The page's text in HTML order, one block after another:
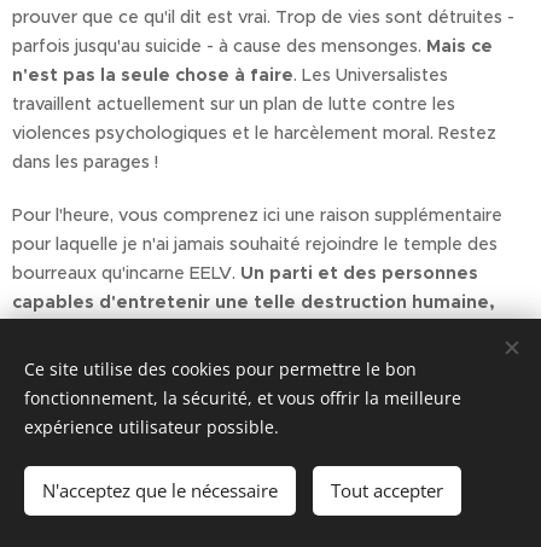
prouver que ce qu'il dit est vrai. Trop de vies sont détruites -
parfois jusqu'au suicide - à cause des mensonges. Mais ce
n'est pas la seule chose à faire. Les Universalistes
travaillent actuellement sur un plan de lutte contre les
violences psychologiques et le harcèlement moral. Restez
dans les parages !
Pour l'heure, vous comprenez ici une raison supplémentaire
pour laquelle je n'ai jamais souhaité rejoindre le temple des
bourreaux qu'incarne EELV. Un parti et des personnes
capables d'entretenir une telle destruction humaine,
Share
Ce site utilise des cookies pour permettre le bon
fonctionnement, la sécurité, et vous offrir la meilleure
expérience utilisateur possible.
N'acceptez que le nécessaire Tout accepter